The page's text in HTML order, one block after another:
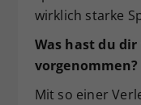
wirklich starke
Was hast du
vorgenommen?
Mit so einer